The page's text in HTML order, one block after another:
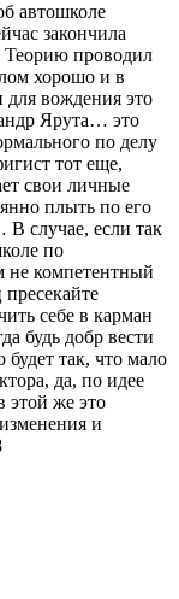
автошколе
закончила
Теорию проводил
хорошо и в
для вождения это
Ярута… это
по делу
тот еще,
свои личные
плыть по его
случае, если так
по
не компетентный
себе в карман
будь добр вести
будет так, что мало
да, по идее
этой же это
и